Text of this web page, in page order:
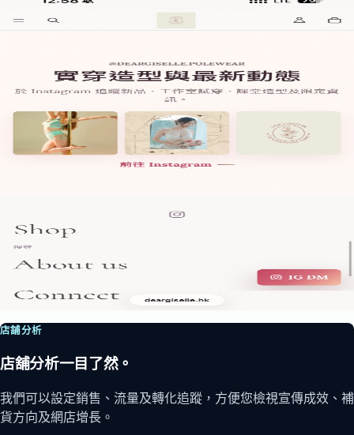
品牌第一屏、主要 CTA 及查詢入口，優先為手機客戶設計。
02
商品視覺路線
透過分類、視覺區塊及產品故事，讓客戶更容易找到合適的款
社交及查詢入口
Instagram、WhatsApp 及內容入口，可以成為客戶查詢及下單
路線的一部分。
店舖分析
店舖分析一目了然。
我們可以設定銷售、流量及轉化追蹤，方便您檢視宣傳成效、補
貨方向及網店增長。